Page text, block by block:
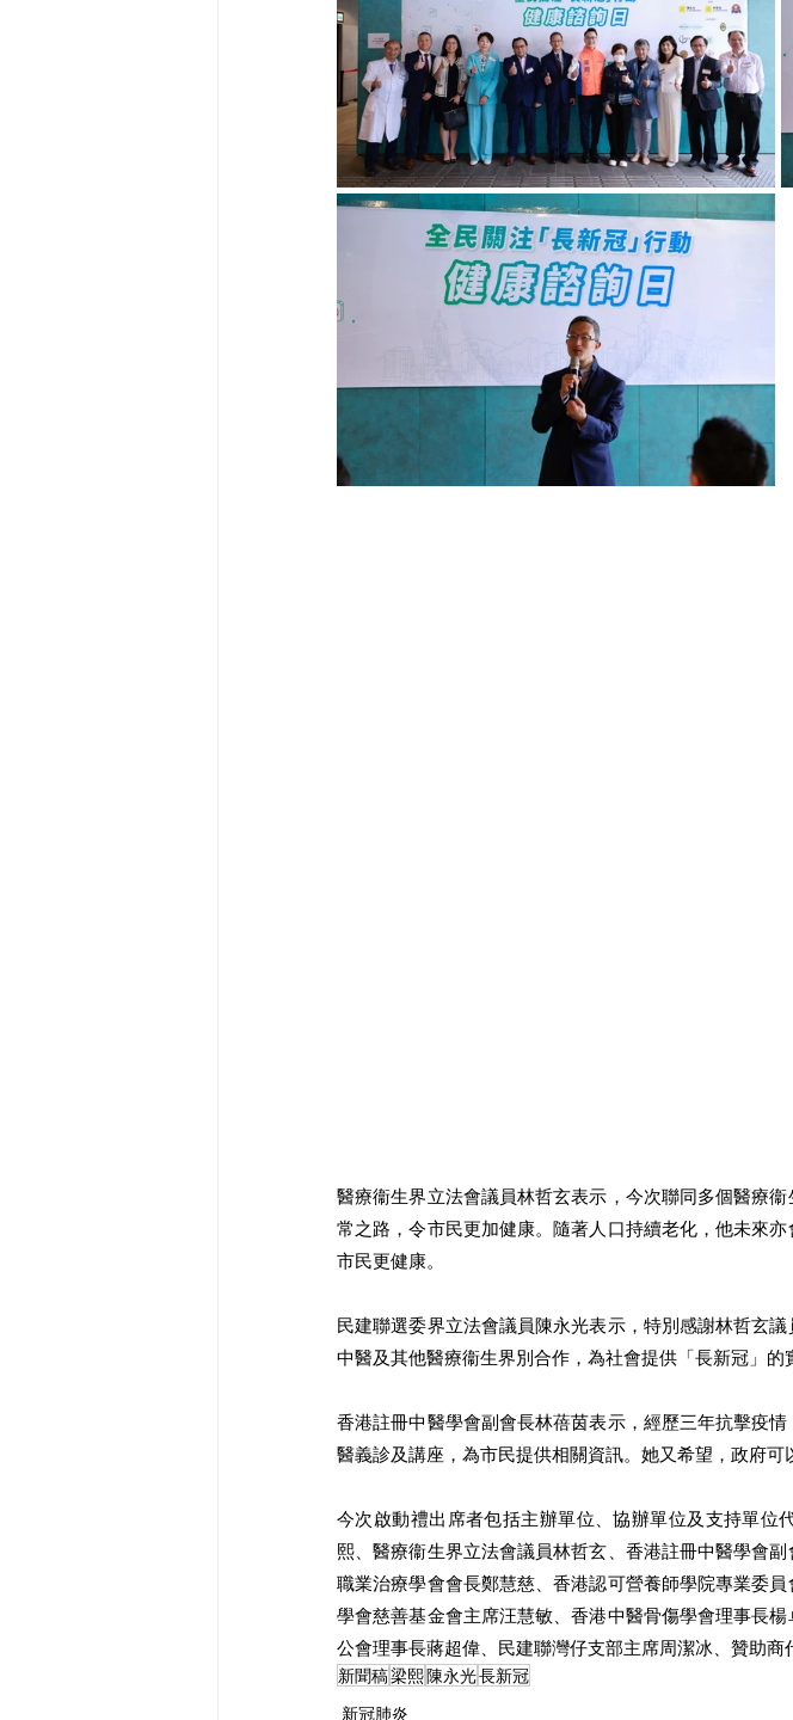
醫療衞生界立法會議員林哲玄表示，今次聯同多個醫療
常之路，令市民更加健康。隨著人口持續老化，他未來
市民更健康。
民建聯選委界立法會議員陳永光表示，特別感謝林哲玄
中醫及其他醫療衞生界別合作，為社會提供「長新冠」的
香港註冊中醫學會副會長林蓓茵表示，經歷三年抗擊疫
醫義診及講座，為市民提供相關資訊。她又希望，政府可
今次啟動禮出席者包括主辦單位、協辦單位及支持單位
熙、醫療衞生界立法會議員林哲玄、香港註冊中醫學會
職業治療學會會長鄭慧慈、香港認可營養師學院專業委
學會慈善基金會主席汪慧敏、香港中醫骨傷學會理事長
公會理事長蔣超偉、民建聯灣仔支部主席周潔冰、贊助商
新聞稿梁熙陳永光長新冠
新冠肺炎